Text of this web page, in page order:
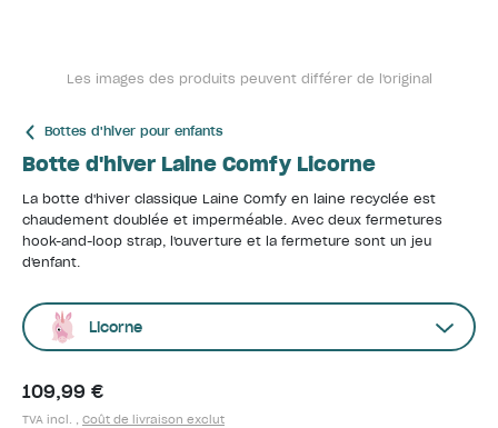
Les images des produits peuvent différer de l'original
Bottes d'hiver pour enfants
Botte d'hiver Laine Comfy Licorne
La botte d'hiver classique Laine Comfy en laine recyclée est
chaudement doublée et imperméable. Avec deux fermetures
hook-and-loop strap, l'ouverture et la fermeture sont un jeu
d'enfant.
Licorne
109,99 €
TVA incl. , Coût de livraison exclut